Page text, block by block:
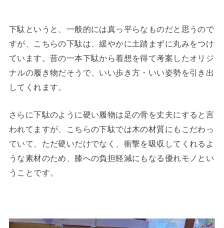
下駄というと、一般的には真っ平らなものだと思うので
すが、こちらの下駄は、緩やかに土踏まずに丸みをつけ
ています。昔の一本下駄から着想を得て考案したオリジ
ナルの履き物だそうで、いい歩き方・いい姿勢を引き出
してくれます。
さらに下駄のように硬い履物は足の骨を丈夫にすると言
われてますが、こちらの下駄では木の材質にもこだわっ
ていて、ただ硬いだけでなく、衝撃を吸収してくれるよ
うな素材のため、膝への負担軽減にもなる優れモノとい
うことです。